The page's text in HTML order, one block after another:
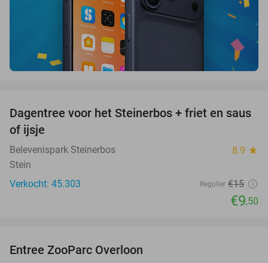
37%
Dagentree voor het Steinerbos + friet en saus
of ijsje
Belevenispark Steinerbos 8.9 star
Stein
Verkocht: 45.303
Regulier €15
€9,50
Entree ZooParc Overloon